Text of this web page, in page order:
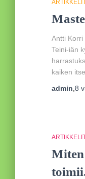
Antti Korri
Teini-iän
kaiken
admin 8